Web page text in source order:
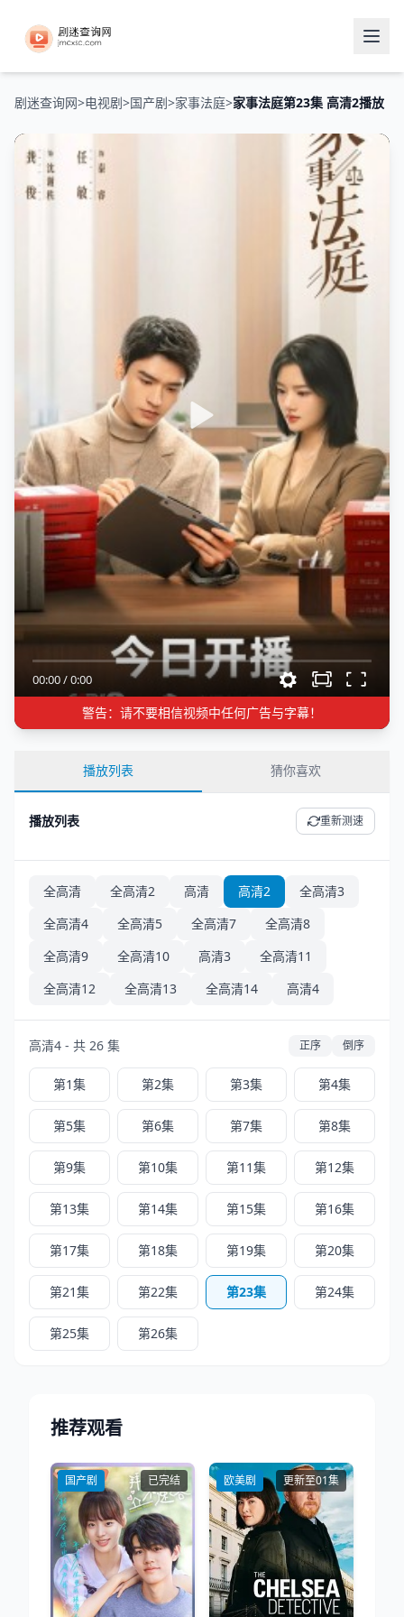
剧迷查询网>电视剧>国产剧>家事法庭>家事法庭第23集 高清2播放
00:00/0:00
警告：请不要相信视频中任何广告与字幕！
播放列表 猜你喜欢
播放列表 重新测速
全高清 全高清2 高清 高清2
全高清3
全高清4
全高清5 全高清7
全高清8
全高清9
全高清10 高清3
全高清11
全高清12
全高清13 全高清14 高清4
高清4 - 共 26 集 正序 倒序
第1集 第2集 第3集 第4集
第5集 第6集 第7集 第8集
第9集 第10集 第11集 第12集
第13集 第14集 第15集 第16集
第17集 第18集 第19集 第20集
第21集 第22集 第23集 第24集
第25集 第26集
推荐观看
国产剧 已完结 欧美剧 更新至01集